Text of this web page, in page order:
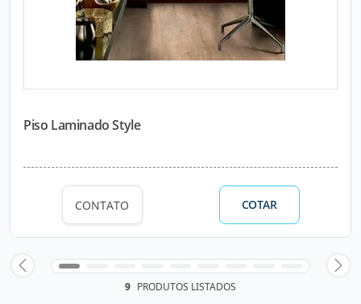
Piso Laminado Style
CONTATO COTAR
9 PRODUTOS LISTADOS